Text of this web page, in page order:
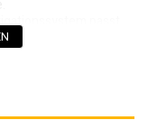
passt
Gerät in den
Kabel